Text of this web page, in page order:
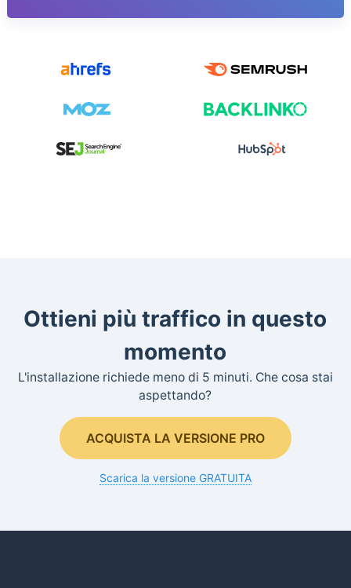
Ottieni più traffico in questo
momento
L'installazione richiede meno di 5 minuti. Che cosa stai
aspettando?
ACQUISTA LA VERSIONE PRO
Scarica la versione GRATUITA